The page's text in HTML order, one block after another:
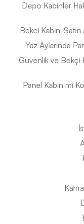
Depo Kabinler
Bekci Kabini
Yaz Aylarında
Güvenlik ve Bekçi
Panel Kabin mi